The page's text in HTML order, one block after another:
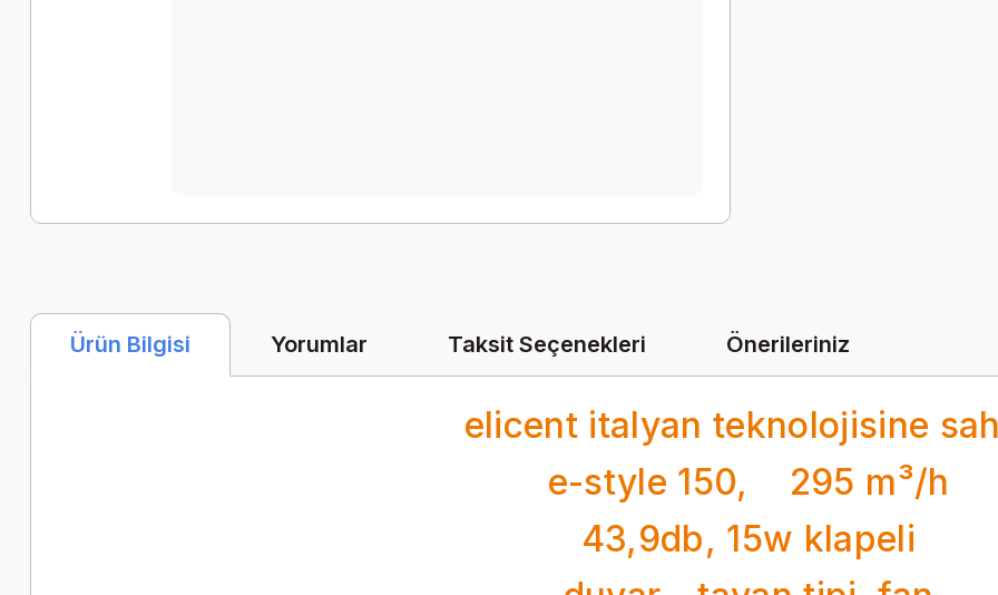
Ürün Bilgisi Yorumlar Taksit Seçenekleri Önerileriniz
elicent italyan teknolojisine
e-style 150, 295 m³/h
43,9db, 15w klapeli